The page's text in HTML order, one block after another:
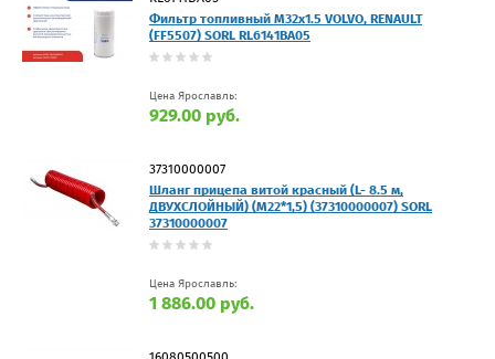
Фильтр топливный M32x1.5 VOLVO, RENAULT
(FF5507) SORL RL6141BA05
Цена Ярославль:
929.00 руб.
37310000007
Шланг прицепа витой красный (L- 8.5 м,
ДВУХСЛОЙНЫЙ) (M22*1,5) (37310000007) SORL
37310000007
Цена Ярославль:
1 886.00 руб.